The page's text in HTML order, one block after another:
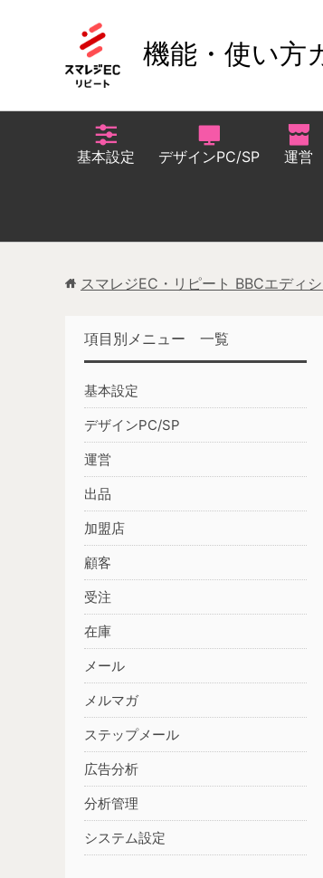
機能・使い方
基本設定 デザインPC/SP 運営
スマレジEC・リピート BBCエディ
項目別メニュー 一覧
基本設定
デザインPC/SP
運営
出品
加盟店
顧客
受注
在庫
メール
メルマガ
ステップメール
広告分析
分析管理
システム設定